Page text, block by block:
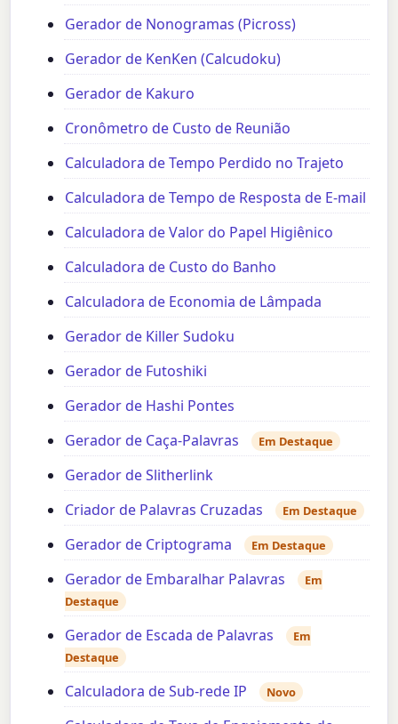
Gerador de Nonogramas (Picross)
Gerador de KenKen (Calcudoku)
Gerador de Kakuro
Cronômetro de Custo de Reunião
Calculadora de Tempo Perdido no Trajeto
Calculadora de Tempo de Resposta de E-mail
Calculadora de Valor do Papel Higiênico
Calculadora de Custo do Banho
Calculadora de Economia de Lâmpada
Gerador de Killer Sudoku
Gerador de Futoshiki
Gerador de Hashi Pontes
Gerador de Caça-Palavras
Em Destaque
Gerador de Slitherlink
Criador de Palavras Cruzadas
Em Destaque
Gerador de Criptograma Em Destaque
Gerador de Embaralhar Palavras
Em
Destaque
Gerador de Escada de Palavras
Em
Destaque
Calculadora de Sub-rede IP Novo